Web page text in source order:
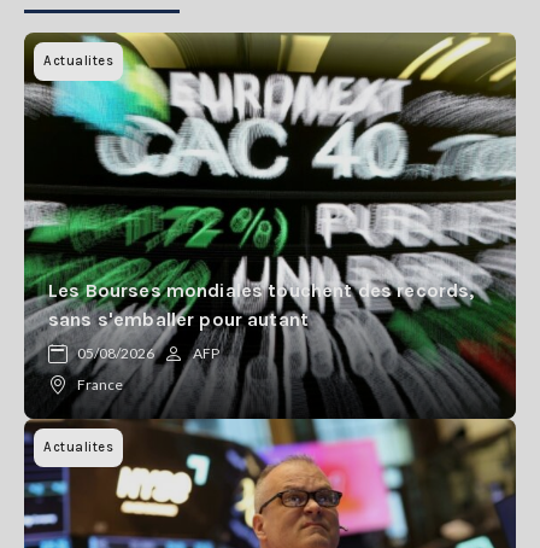
Actualites
Les Bourses mondiales touchent des records,
sans s'emballer pour autant
05/08/2026
AFP
France
Actualites